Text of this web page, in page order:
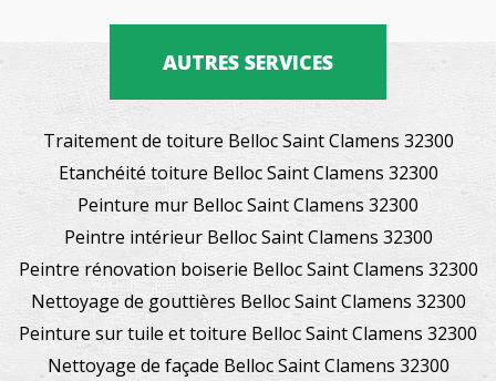
AUTRES SERVICES
Traitement de toiture Belloc Saint Clamens 32300
Etanchéité toiture Belloc Saint Clamens 32300
Peinture mur Belloc Saint Clamens 32300
Peintre intérieur Belloc Saint Clamens 32300
Peintre rénovation boiserie Belloc Saint Clamens 32300
Nettoyage de gouttières Belloc Saint Clamens 32300
Peinture sur tuile et toiture Belloc Saint Clamens 32300
Nettoyage de façade Belloc Saint Clamens 32300